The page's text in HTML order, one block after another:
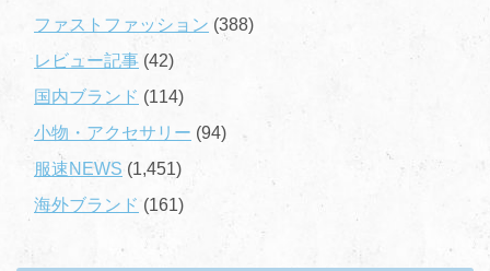
ファストファッション (388)
レビュー記事 (42)
国内ブランド (114)
小物・アクセサリー (94)
服速NEWS (1,451)
海外ブランド (161)